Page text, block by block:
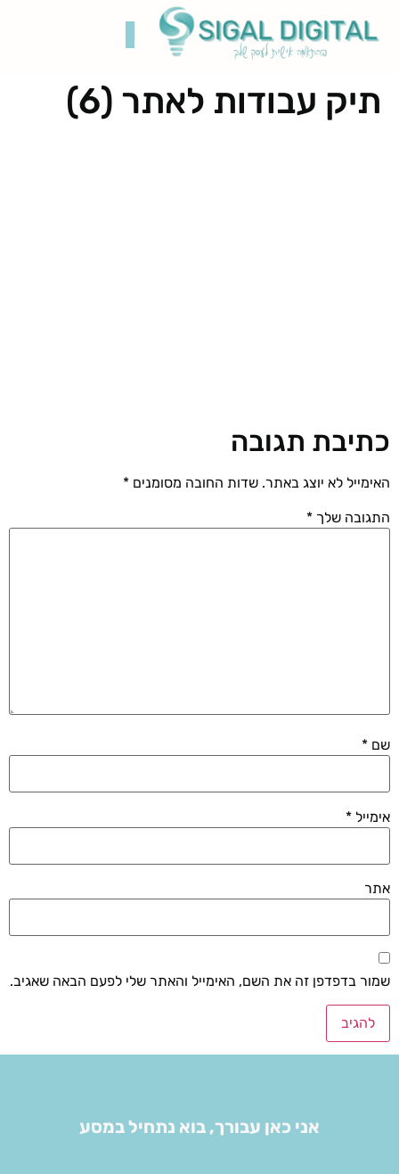
תיק עבודות לאתר (6)
כתיבת תגובה
האימייל לא יוצג באתר. שדות החובה מסומנים *
התגובה שלך *
שם *
אימייל *
אתר
שמור בדפדפן זה את השם, האימייל והאתר שלי לפעם הבאה שאגיב.
אני כאן עבורך, בוא נתחיל במסע